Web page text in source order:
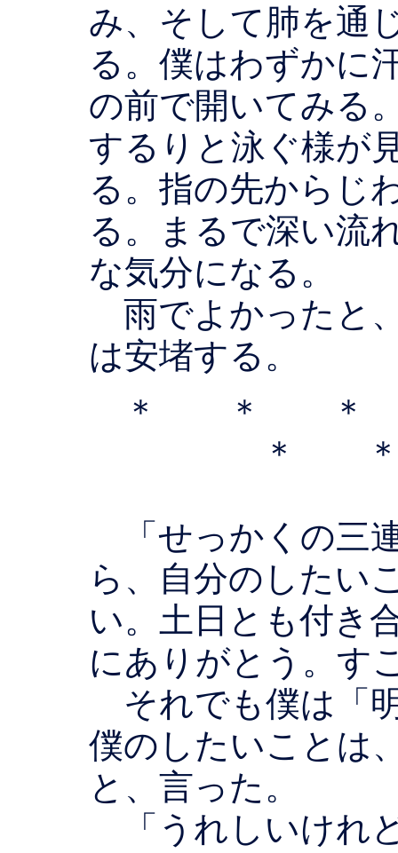
み、そして肺を通
る。僕はわずかに
の前で開いてみる
するりと泳ぐ様が
る。指の先からじ
る。まるで深い流
な気分になる。
雨でよかったと
は安堵する。
＊ ＊
＊
「せっかくの三
ら、自分のしたい
い。土日とも付き
にありがとう。す
それでも僕は「
僕のしたいことは
と、言った。
「うれしいけれ